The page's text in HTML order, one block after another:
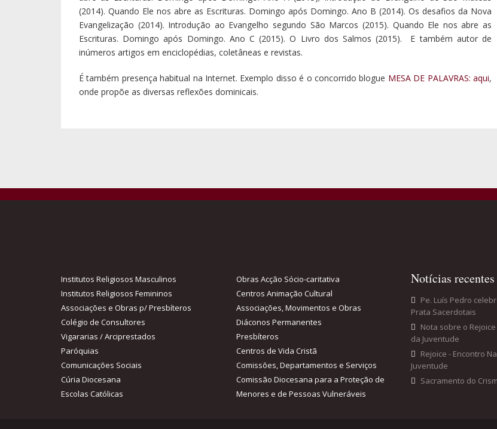
(2014). Quando Ele nos abre as Escrituras. Domingo após Domingo. Ano B (2014). Os desafios da Nova
Evangelização (2014). Introdução ao Evangelho segundo São Marcos (2015). Quando Ele nos abre as
Escrituras. Domingo após Domingo. Ano C (2015). O Livro dos Salmos (2015). E também autor de
inúmeros artigos em enciclopédias, coletâneas e revistas.
É também presença habitual na Internet. Exemplo disso é o concorrido blogue MESA DE PALAVRAS: aqui,
onde propõe as diversas reflexões dominicais.
Institutos Religiosos Masculinos
Institutos Religiosos Femininos
Associações e Obras p/ Presbíteros
Colégio de Consultores
Vigararias / Arciprestados
Paróquias
Comunicações Sociais
Cúria Diocesana
Escolas Católicas
Obras Acção Sócio-caritativa
Centros Animação Cultural
Associações, Movimentos e Obras
Diáconos Permanentes
Presbíteros
Centros de Vida Cristã
Comissões, Departamentos e Serviços
Comissão Diocesana para a Proteção de
Menores e de Pessoas Vulneráveis
Notícias recentes
Pe. Luís Pedro
Prata Sacerdotais
Nota sobre o
da Juventude
Rejoice - Encontro
Juventude
Sacramento do